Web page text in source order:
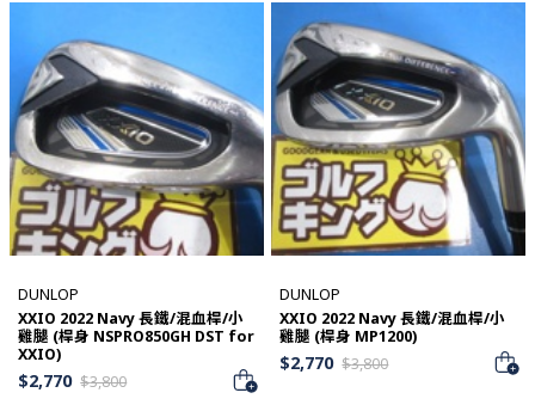
DUNLOP
XXIO 2022 Navy 長鐵/混血桿/小
雞腿 (桿身 NSPRO850GH DST for
XXIO)
$2,770 $3,800
DUNLOP
XXIO 2022 Navy 長鐵/混血桿/小
雞腿 (桿身 MP1200)
$2,770 $3,800